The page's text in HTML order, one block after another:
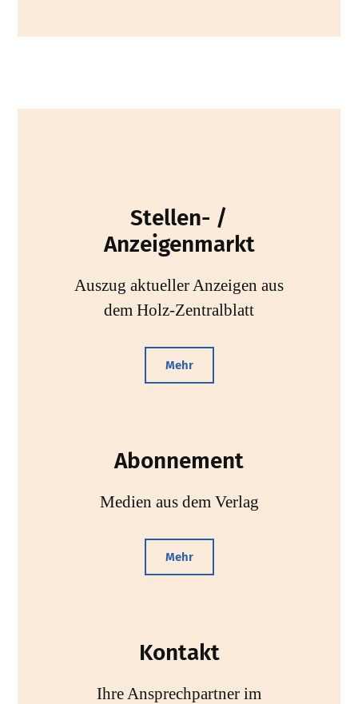
Stellen- /
Anzeigenmarkt
Auszug aktueller Anzeigen aus
dem Holz-Zentralblatt
Mehr
Abonnement
Medien aus dem Verlag
Mehr
Kontakt
Ihre Ansprechpartner im